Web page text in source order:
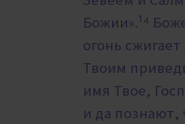
Божии».¹⁴
огонь
Твоим
имя Твое,
и да познают,